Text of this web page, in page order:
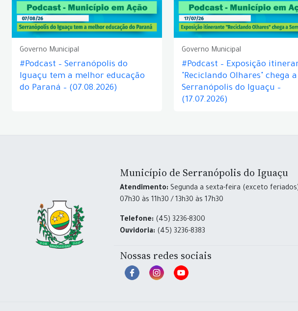
Governo Municipal
#Podcast – Serranópolis do
Iguaçu tem a melhor educação
do Paraná – (07.08.2026)
Governo Municipal
#Podcast – Exposição
"Reciclando Olhares" chega a
Serranópolis do Iguaçu –
(17.07.2026)
Município de Serranópolis do Iguaçu
Atendimento: Segunda a sexta-feira (exceto
07h30 às 11h30 / 13h30 às 17h30
Telefone: (45) 3236-8300
Ouvidoria: (45) 3236-8383
Nossas redes sociais